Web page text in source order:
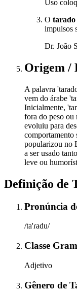
Uso
O tarado
impulsos
Dr. João
Origem /
A palavra
vem do árabe
Inicialmente,
fora do peso ou
evoluiu para
popularizou no
a ser usado
leve ou
Definição de
Pronúncia
/ta'ɾadu/
Classe
Adjetivo
Gênero de